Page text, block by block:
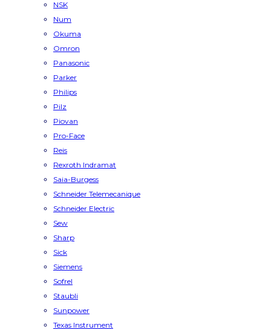
NSK
Num
Okuma
Omron
Panasonic
Parker
Philips
Pilz
Piovan
Pro-Face
Reis
Rexroth Indramat
Saia-Burgess
Schneider Telemecanique
Schneider Electric
Sew
Sharp
Sick
Siemens
Sofrel
Staubli
Sunpower
Texas Instrument